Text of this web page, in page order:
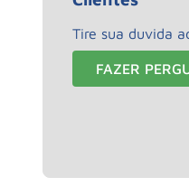
Tire sua duvida
FAZER